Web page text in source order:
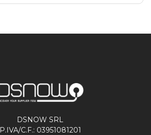
DSNOW SRL
P.IVA/C.F.: 03951081201